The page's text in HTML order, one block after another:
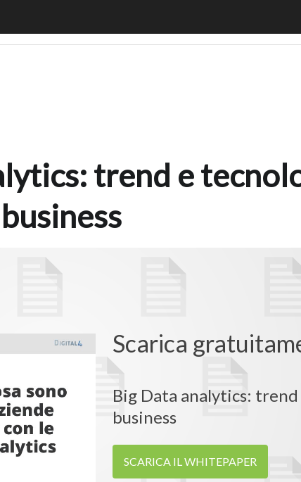
trend e
Scarica
Big Data analytics:
business
SCARICA IL WHITEPAPER